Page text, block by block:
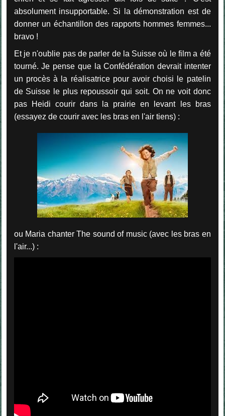
absolument insupportable. Si la démonstration est de
donner un échantillon des rapports hommes femmes...
bravo !
Et je n'oublie pas de parler de la Suisse où le film a été
tourné. Je pense que la Confédération devrait intenter
un procès à la réalisatrice pour avoir choisi le patelin
de Suisse le plus repoussoir qui soit. On ne voit donc
pas Heidi courir dans la prairie en levant les bras
(essayez de courir avec les bras en l'air tiens) :
ou Maria chanter The sound of music (avec les bras en
l'air...) :